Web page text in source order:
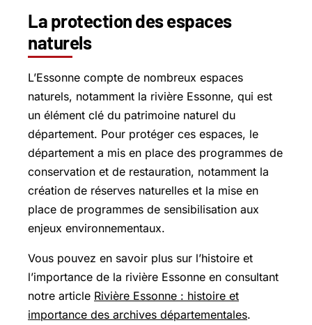
La protection des espaces
naturels
L’Essonne compte de nombreux espaces
naturels, notamment la rivière Essonne, qui est
un élément clé du patrimoine naturel du
département. Pour protéger ces espaces, le
département a mis en place des programmes de
conservation et de restauration, notamment la
création de réserves naturelles et la mise en
place de programmes de sensibilisation aux
enjeux environnementaux.
Vous pouvez en savoir plus sur l’histoire et
l’importance de la rivière Essonne en consultant
notre article Rivière Essonne : histoire et
importance des archives départementales.